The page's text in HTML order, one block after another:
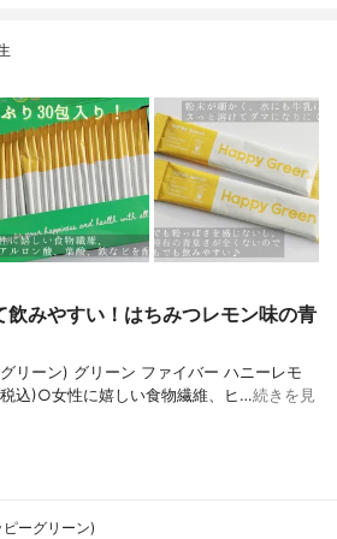
飲みやすい！はちみつレモン味の青
リーン) グリーン ファイバー ハニーレモ
込)○女性に嬉しい食物繊維、ヒ…続きを見
ーグリーン)